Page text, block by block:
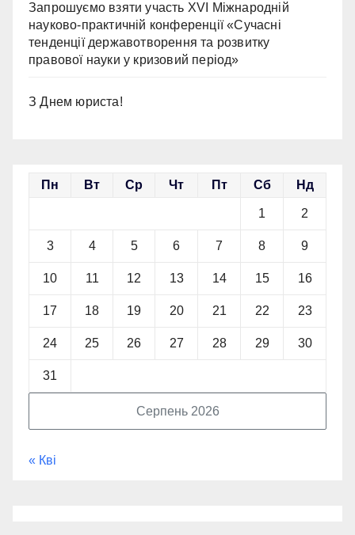
Запрошуємо взяти участь ХVІ Міжнародній
науково-практичній конференції «Сучасні
тенденції державотворення та розвитку
правової науки у кризовий період»
З Днем юриста!
Серпень 2026
Пн Вт Ср Чт Пт Сб Нд
1 2
3 4 5 6 7 8 9
10 11 12 13 14 15 16
17 18 19 20 21 22 23
24 25 26 27 28 29 30
31
« Кві